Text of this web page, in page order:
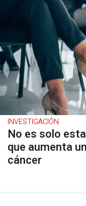
INVESTIGACIÓN
No es solo
que aumenta
cáncer